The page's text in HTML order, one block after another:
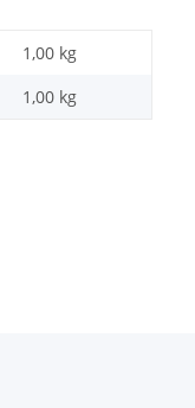
1,00 kg
1,00 kg